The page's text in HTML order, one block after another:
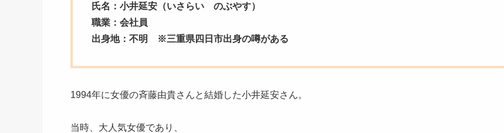
氏名：小井延安（いさらい のぶやす）
職業：会社員
出身地：不明 ※三重県四日市出身の噂がある
1994年に女優の斉藤由貴さんと結婚した小井延安さん。
当時、大人気女優であり、